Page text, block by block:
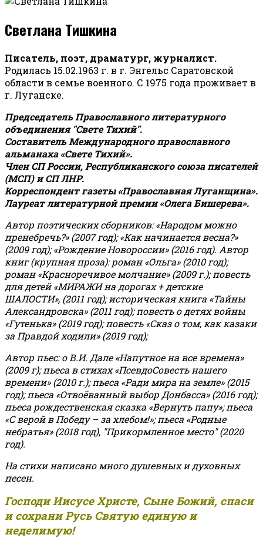
Светлана Тишкина
Писатель, поэт, драматург, журналист.
Родилась 15.02.1963 г. в г. Энгельс Саратовской
области в семье военного. С 1975 года проживает в
г. Луганске.
Председатель Православного литературного
объединения "Свете Тихий".
Составитель Международного православного
альманаха «Свете Тихий».
Член СП России, Республиканского союза писателей
(МСП) и СП ЛНР.
Корреспондент газеты «Православная Луганщина».
Лауреат литературной премии «Олега Бишерева».
Автор поэтических сборников: «Народом можно
пренебречь?» (2007 год); «Как начинается весна?»
(2009 год); «Рождение Новороссии» (2016 год). Автор
книг (крупная проза): роман «Ольга» (2010 год);
роман «Красноречивое молчание» (2009 г.); повесть
для детей «МИРАЖИ на дорогах + детские
ШАЛОСТИ», (2011 год); историческая книга «Тайны
Александровска» (2011 год); повесть о детях войны
«Гутенька» (2019 год); повесть «Сказ о том, как казаки
за Правдой ходили» (2019 год);
Автор пьес: о В.И. Дале «Напутное на все времена»
(2009 г); пьеса в стихах «ПсевдоСовесть нашего
времени» (2010 г.); пьеса «Ради мира на земле» (2015
год); пьеса «Отвоёванный выбор Донбасса» (2016 год);
пьеса рождественская сказка «Вернуть папу»; пьеса
«С верой в Победу – за хлебом!»;пьеса «Родные
небратья» (2018 год), "Прикормленное место" (2020
год).
На стихи написано много душевных и духовных
песен.
Господи Иисусе Христе, Сыне Божий, спаси
и сохрани Русь Святую единую и
неделимую!